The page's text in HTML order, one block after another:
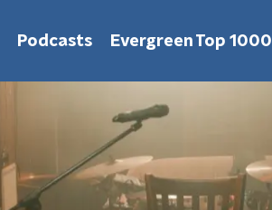
Podcasts Evergreen Top 1000